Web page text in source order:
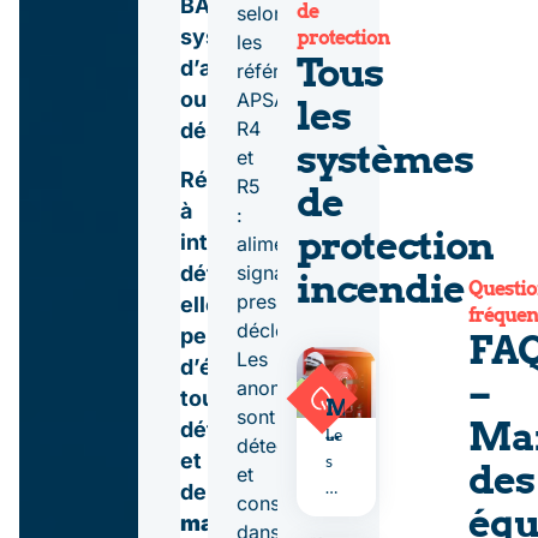
BAES,
systèmes
d’alarme
ou
désenfumage.
Réalisée
à
intervalles
définis,
elle
permet
d’éviter
toute
défaillance
et
de
maintenir
selon
les
référentiels
APSAD
R4
et
R5
:
alimentation,
signalétique,
pression,
déclenchement.
Les
anomalies
sont
détectées
et
consignées
dans
de
protection
Tous
les
systèmes
de
protection
incendie
M
a
i
Le
s
RI
–
des